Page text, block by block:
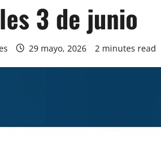
3 de junio
29 mayo, 2026 2 minutes read